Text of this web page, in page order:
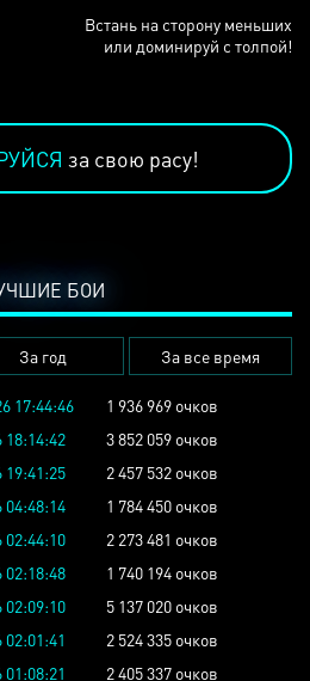
Встань на сторону меньших
или доминируй с толпой!
за свою расу!
БОИ
За год За все время
17:44:46
1 936 969 очков
18:14:42
3 852 059 очков
19:41:25
2 457 532 очков
04:48:14
1 784 450 очков
02:44:10
2 273 481 очков
02:18:48
1 740 194 очков
02:09:10
5 137 020 очков
2 524 335 очков
2 405 337 очков